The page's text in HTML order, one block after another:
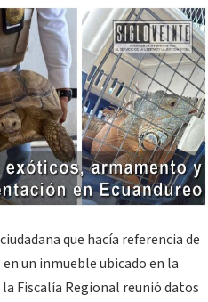
que hacía referencia de
un inmueble ubicado en la
Fiscalía Regional reunió datos